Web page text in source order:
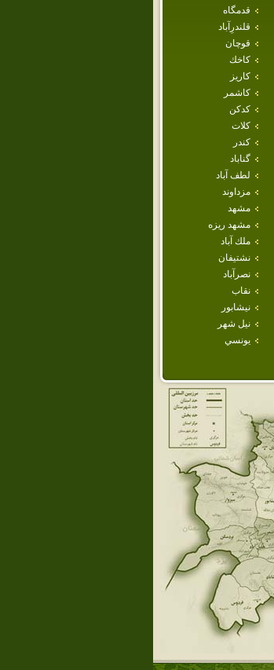
قدمگاه
قلندرِآباد
قوچان
كاخك
كاريز
كاشمر
كدكن
كلات
كندر
گناباد
لطف آباد
مزداوند
مشهد
مشهد ريزه
ملك آباد
نشتيفان
نصرآباد
نقاب
نيشابور
نيل شهر
يونسي